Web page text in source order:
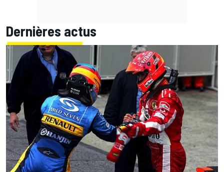
Dernières actus